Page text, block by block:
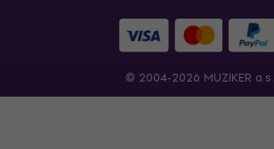
© 2004-2026 MUZIKER a.s.